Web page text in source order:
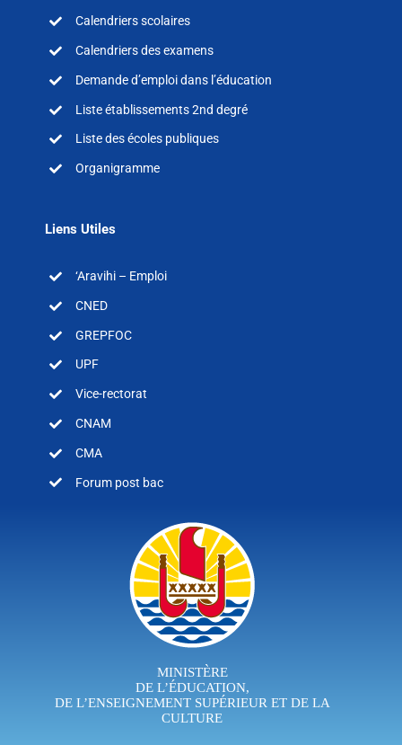
Calendriers scolaires
Calendriers des examens
Demande d’emploi dans l’éducation
Liste établissements 2nd degré
Liste des écoles publiques
Organigramme
Liens Utiles
‘Aravihi – Emploi
CNED
GREPFOC
UPF
Vice-rectorat
CNAM
CMA
Forum post bac
MINISTÈRE
DE L’ÉDUCATION,
DE L’ENSEIGNEMENT SUPÉRIEUR ET DE LA
CULTURE